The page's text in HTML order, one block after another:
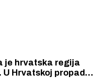
je hrvatska regija
Hrvatskoj propada